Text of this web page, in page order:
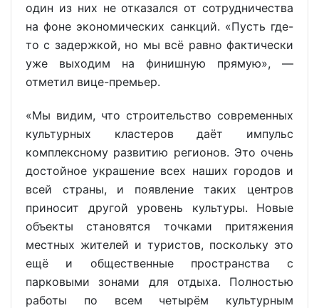
один из них не отказался от сотрудничества
на фоне экономических санкций. «Пусть где-
то с задержкой, но мы всё равно фактически
уже выходим на финишную прямую», —
отметил вице-премьер.
«Мы видим, что строительство современных
культурных кластеров даёт импульс
комплексному развитию регионов. Это очень
достойное украшение всех наших городов и
всей страны, и появление таких центров
приносит другой уровень культуры. Новые
объекты становятся точками притяжения
местных жителей и туристов, поскольку это
ещё и общественные пространства с
парковыми зонами для отдыха. Полностью
работы по всем четырём культурным